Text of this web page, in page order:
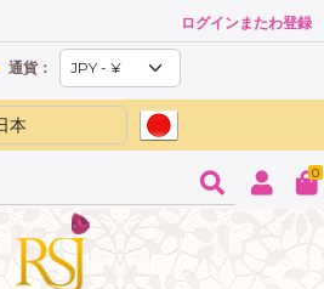
ログインまたわ登録
通貨：
0